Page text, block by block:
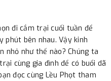
đi cắm trại cuối tuần để
phút bên nhau. Vậy kinh
nhỏ như thế nào? Chúng ta
cùng gia đình để có buổi dã
đọc cùng Lều Phọt tham